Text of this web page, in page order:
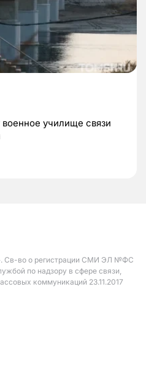
училище связи
Св-во о регистрации СМИ ЭЛ №ФС
по надзору в сфере связи,
коммуникаций 23.11.2017